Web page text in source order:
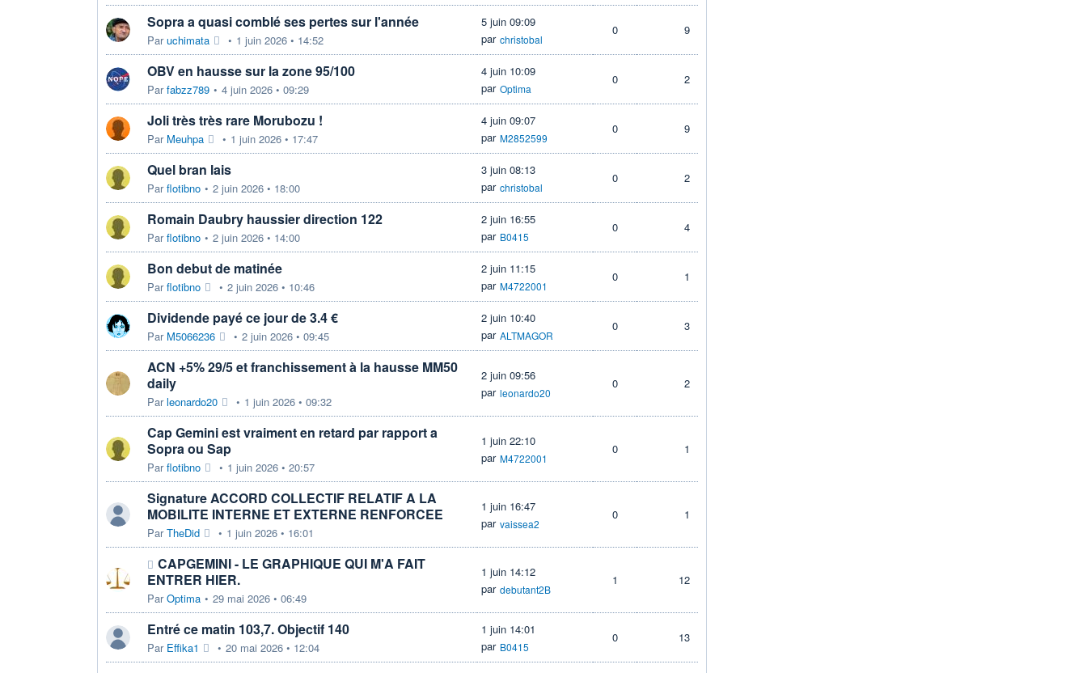
Sopra a quasi comblé ses pertes sur l'année
Paruchimata • 1 juin 2026 • 14:52
5 juin 09:09
par christobal
0 9
OBV en hausse sur la zone 95/100
Parfabzz789 • 4 juin 2026 • 09:29
4 juin 10:09
par Optima
0 2
Joli très très rare Morubozu !
Par Meuhpa • 1 juin 2026 • 17:47
4 juin 09:07
par M2852599
0 9
Quel bran lais
Parflotibno • 2 juin 2026 • 18:00
3 juin 08:13
par christobal
0 2
Romain Daubry haussier direction 122
Parflotibno • 2 juin 2026 • 14:00
2 juin 16:55
par B0415
0 4
Bon debut de matinée
Parflotibno • 2 juin 2026 • 10:46
2 juin 11:15
par M4722001
0 1
Dividende payé ce jour de 3.4 €
Par M5066236 • 2 juin 2026 • 09:45
2 juin 10:40
par ALTMAGOR
0 3
ACN +5% 29/5 et franchissement à la hausse MM50
daily
Parleonardo20 • 1 juin 2026 • 09:32
2 juin 09:56
par leonardo20
0 2
Cap Gemini est vraiment en retard par rapport a
Sopra ou Sap
Parflotibno • 1 juin 2026 • 20:57
1 juin 22:10
par M4722001
0 1
Signature ACCORD COLLECTIF RELATIF A LA
MOBILITE INTERNE ET EXTERNE RENFORCEE
ParTheDid • 1 juin 2026 • 16:01
1 juin 16:47
par vaissea2
0 1
CAPGEMINI - LE GRAPHIQUE QUI M'A FAIT
ENTRER HIER.
ParOptima • 29 mai 2026 • 06:49
1 juin 14:12
par debutant2B
1 12
Entré ce matin 103,7. Objectif 140
Par Effika1 • 20 mai 2026 • 12:04
1 juin 14:01
par B0415
0 13